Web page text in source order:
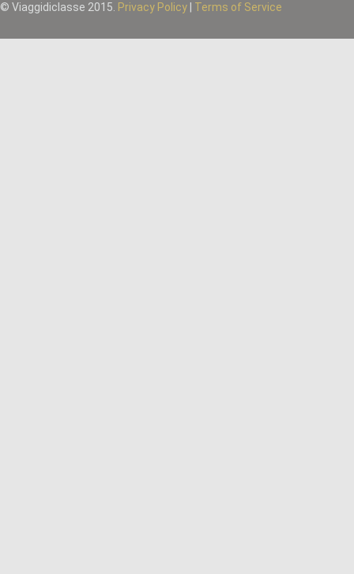
© Viaggidiclasse 2015. Privacy Policy Terms of Service